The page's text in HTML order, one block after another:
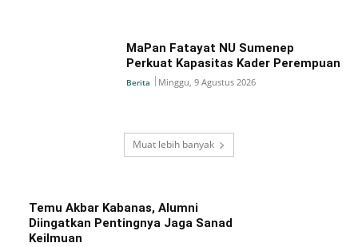
MaPan Fatayat NU Sumenep
Perkuat Kapasitas Kader Perempuan
Berita Minggu, 9 Agustus 2026
Muat lebih banyak
Temu Akbar Kabanas, Alumni
Diingatkan Pentingnya Jaga Sanad
Keilmuan